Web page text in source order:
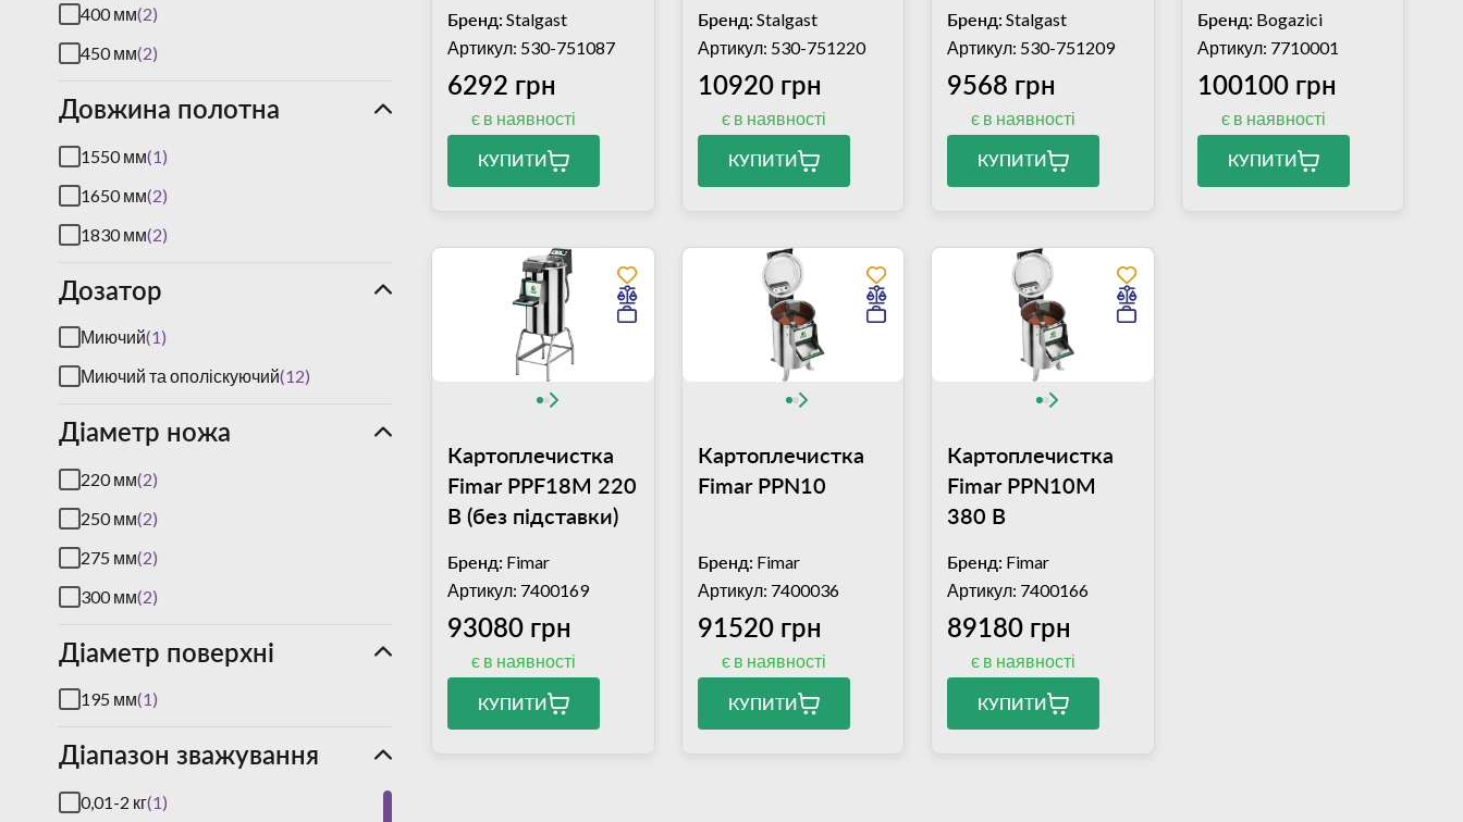
RGV(20)
Robot Coupe
(147)
(16)
(13)
Thielmann(1)
Unox
(64)
Україна(9)
400 мм(2)
450 мм(2)
Довжина полотна
1550 мм(1)
1650 мм(2)
1830 мм(2)
Дозатор
Миючий(1)
Миючий та ополіскуючий(12)
Діаметр ножа
220 мм(2)
250 мм(2)
275 мм(2)
300 мм(2)
Діаметр поверхні
195 мм(1)
Діапазон зважування
0,01-2 кг(1)
Бренд: Stalgast
Артикул: 530-751087
6292 грн
є в наявності
КУПИТИ
Бренд: Stalgast
Артикул: 530-751220
10920 грн
є в наявності
КУПИТИ
Бренд: Stalgast
Артикул: 530-751209
9568 грн
є в наявності
КУПИТИ
Бренд: Bogazici
Артикул: 7710001
100100 грн
є в наявності
КУПИТИ
Картоплечистка
Fimar PPF18M 220
В (без підставки)
Бренд: Fimar
Артикул: 7400169
93080 грн
є в наявності
КУПИТИ
Картоплечистка
Fimar PPN10
Бренд: Fimar
Артикул: 7400036
91520 грн
є в наявності
КУПИТИ
Картоплечистка
Fimar PPN10M
380 В
Бренд: Fimar
Артикул: 7400166
89180 грн
є в наявності
КУПИТИ